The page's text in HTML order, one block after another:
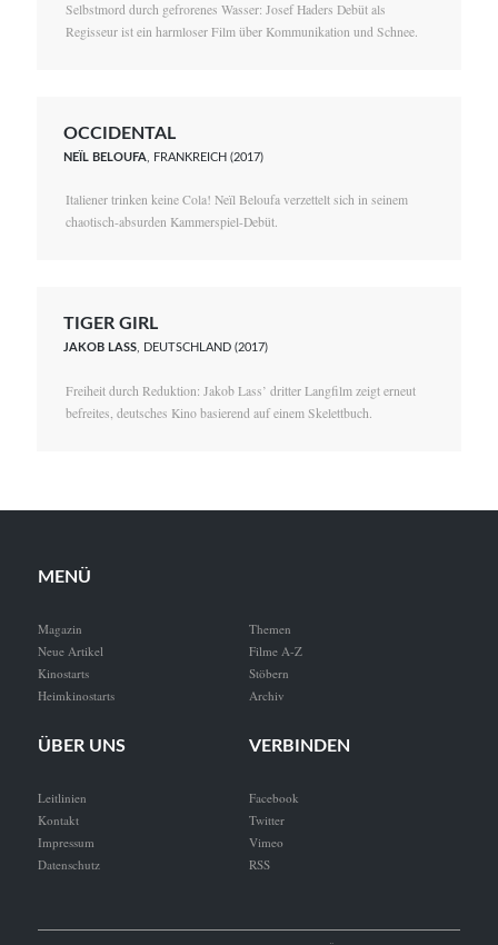
Selbstmord durch gefrorenes Wasser: Josef Haders Debüt als
Regisseur ist ein harmloser Film über Kommunikation und Schnee.
OCCIDENTAL
NEÏL BELOUFA , FRANKREICH (2017)
Italiener trinken keine Cola! Neïl Beloufa verzettelt sich in seinem
chaotisch-absurden Kammerspiel-Debüt.
TIGER GIRL
JAKOB LASS, DEUTSCHLAND (2017)
Freiheit durch Reduktion: Jakob Lass’ dritter Langfilm zeigt erneut
befreites, deutsches Kino basierend auf einem Skelettbuch.
MENÜ
Magazin
Neue Artikel
Kinostarts
Heimkinostarts
Themen
Filme A-Z
Stöbern
Archiv
ÜBER UNS
Leitlinien
Kontakt
Impressum
Datenschutz
VERBINDEN
Facebook
Twitter
Vimeo
RSS